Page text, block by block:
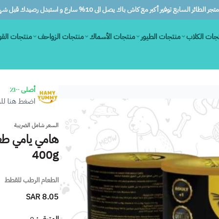
الطائر السابع توفير أكبر مع كاش باك يصل الى 10% سارع و استبدل رصيدك قبل شهرين
الكلاب منتجات الطيور منتجات الأسماك منتجات الزواحف منتجات
أصلى ١٠٠٪
اضغط هنا
السعر شامل الضريبة
هامي يامي
400g
الطعام الرطب للقطط
8.05 SAR